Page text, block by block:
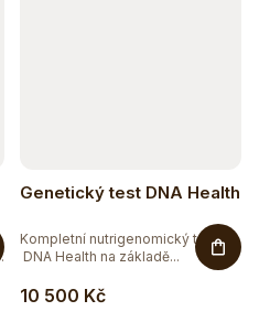
Genetický test DNA Health
10 500 Kč
Kompletní nutrigenomický test
DNA Health na základě...